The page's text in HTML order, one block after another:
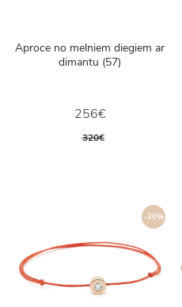
Aproce no melniem diegiem ar
dimantu (57)
256€
320€
-20%